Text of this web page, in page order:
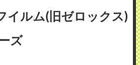
イルム(旧ゼロックス)
ズ